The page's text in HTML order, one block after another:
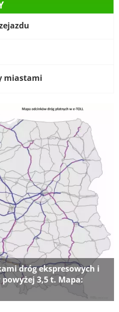
miastami
dróg ekspresowych i
3,5 t. Mapa: